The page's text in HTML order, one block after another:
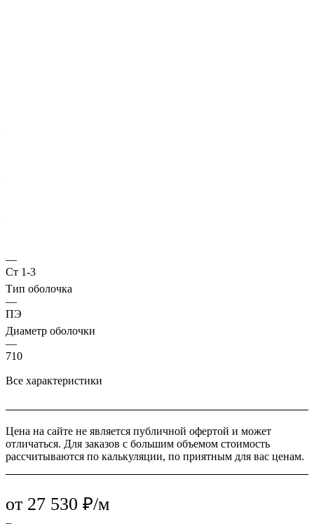
—
Ст 1-3
Тип оболочка
—
ПЭ
Диаметр оболочки
—
710
Все характеристики
Цена на сайте не является публичной офертой и может
отличаться. Для заказов с большим объемом стоимость
рассчитываются по калькуляции, по приятным для вас ценам.
от 27 530 ₽/м